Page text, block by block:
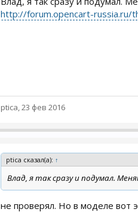
http://forum.opencart-
ptica,23 фев 2016
ptica сказал(а): ↑
Влад, я так сразу и подумал.
не проверял. Но в моделе вот